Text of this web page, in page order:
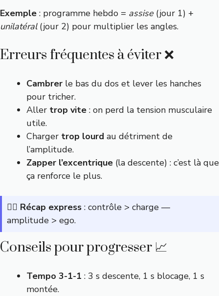
Exemple : programme hebdo = assise(jour 1) +
unilatéral(jour 2) pour multiplier les angles.
Erreurs fréquentes à éviter ❌
Cambrer le bas du dos et lever les hanches
pour tricher.
Aller trop vite : on perd la tension musculaire
utile.
Charger trop lourd au détriment de
l’amplitude.
Zapper l’excentrique (la descente) : c’est là que
ça renforce le plus.
👉🏼 Récap express : contrôle > charge —
amplitude > ego.
Conseils pour progresser 📈
Tempo 3-1-1 : 3 s descente, 1 s blocage, 1 s
montée.